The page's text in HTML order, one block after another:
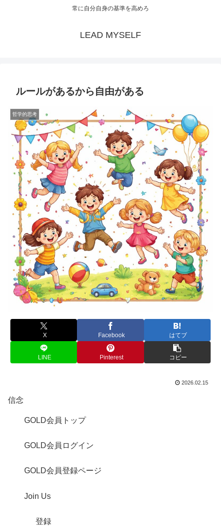
常に自分自身の基準を高めろ
LEAD MYSELF
ルールがあるから自由がある
哲学的思考
X Facebook はてブ
LINE Pinterest コピー
2026.02.15
信念
GOLD会員トップ
GOLD会員ログイン
GOLD会員登録ページ
Join Us
登録